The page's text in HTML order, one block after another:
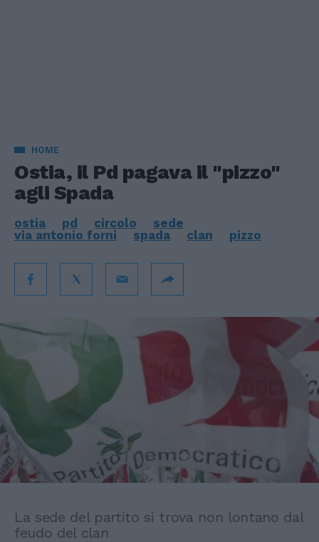
HOME
Ostia, il Pd pagava il "pizzo"
agli Spada
ostia pd circolo
sede
via antonio forni
spada clan pizzo
La sede del partito si trova non lontano dal
feudo del clan